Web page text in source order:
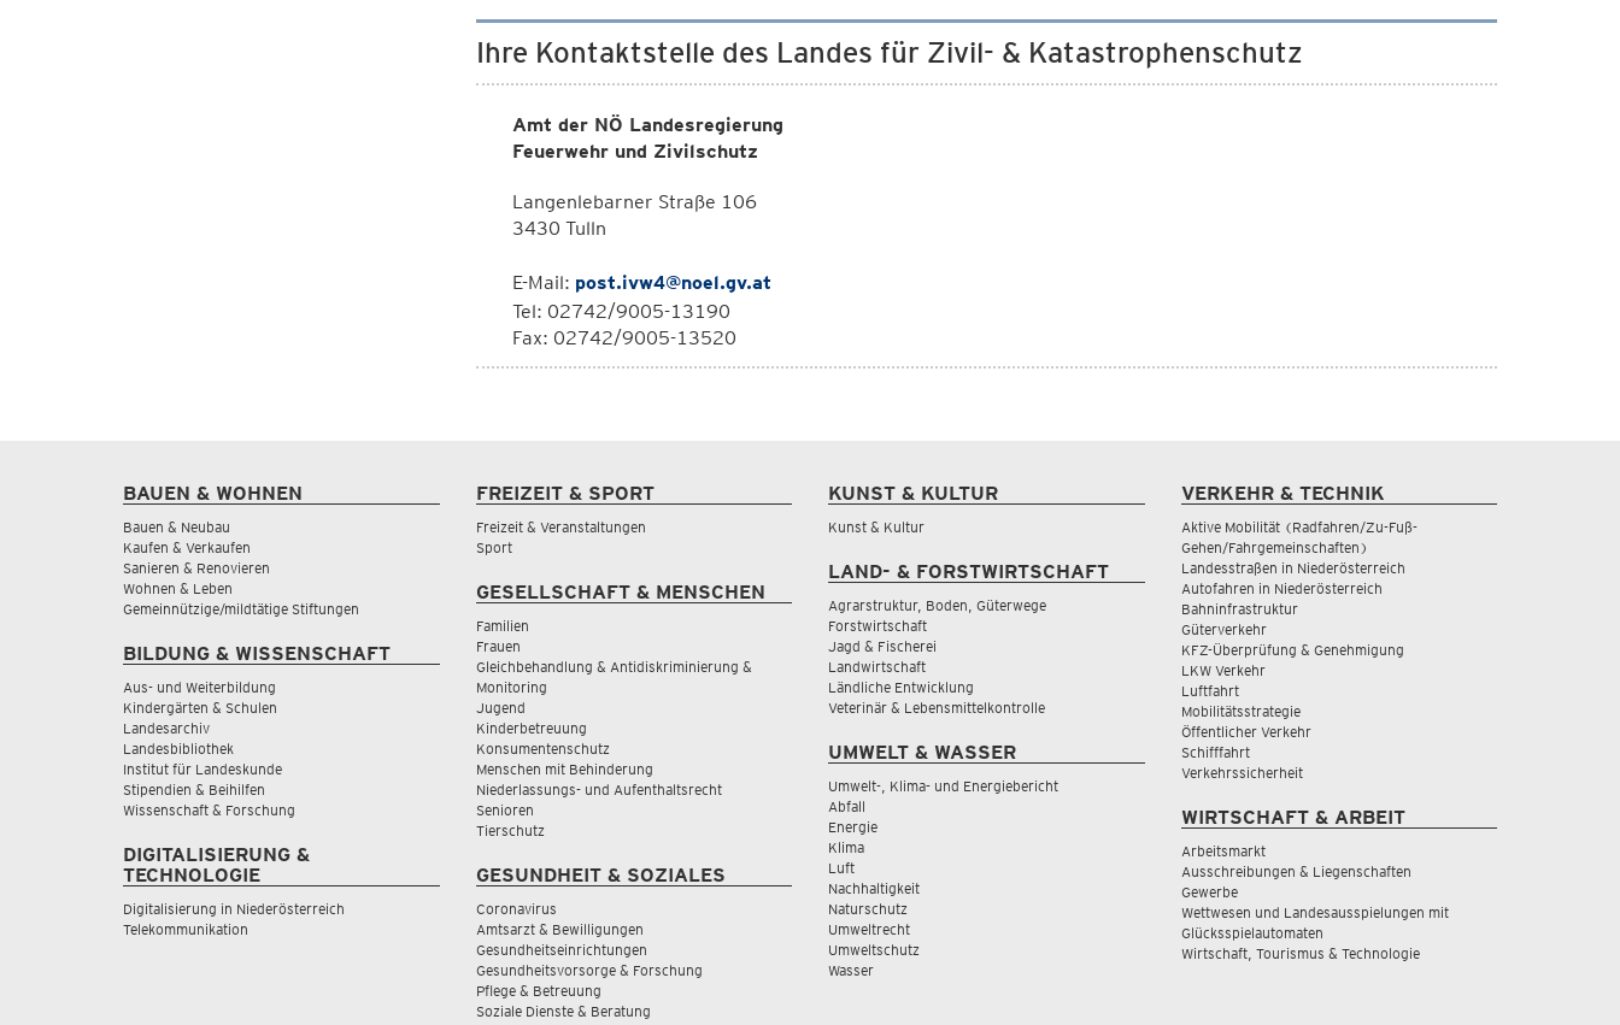
Ihre Kontaktstelle des Landes für Zivil- & Katastrophenschutz
Amt der NÖ Landesregierung
Feuerwehr und Zivilschutz
Langenlebarner Straße 106
3430 Tulln
E-Mail: post.ivw4@noel.gv.at
Tel: 02742/9005-13190
Fax: 02742/9005-13520
BAUEN & WOHNEN
Bauen & Neubau
Kaufen & Verkaufen
Sanieren & Renovieren
Wohnen & Leben
Gemeinnützige/mildtätige Stiftungen
BILDUNG & WISSENSCHAFT
Aus- und Weiterbildung
Kindergärten & Schulen
Landesarchiv
Landesbibliothek
Institut für Landeskunde
Stipendien & Beihilfen
Wissenschaft & Forschung
DIGITALISIERUNG &
TECHNOLOGIE
Digitalisierung in Niederösterreich
Telekommunikation
FREIZEIT & SPORT
Freizeit & Veranstaltungen
Sport
GESELLSCHAFT & MENSCHEN
Familien
Frauen
Gleichbehandlung & Antidiskriminierung &
Monitoring
Jugend
Kinderbetreuung
Konsumentenschutz
Menschen mit Behinderung
Niederlassungs- und Aufenthaltsrecht
Senioren
Tierschutz
GESUNDHEIT & SOZIALES
Coronavirus
Amtsarzt & Bewilligungen
Gesundheitseinrichtungen
Gesundheitsvorsorge & Forschung
Pflege & Betreuung
Soziale Dienste & Beratung
KUNST & KULTUR
Kunst & Kultur
LAND- & FORSTWIRTSCHAFT
Agrarstruktur, Boden, Güterwege
Forstwirtschaft
Jagd & Fischerei
Landwirtschaft
Ländliche Entwicklung
Veterinär & Lebensmittelkontrolle
UMWELT & WASSER
Umwelt-, Klima- und Energiebericht
Abfall
Energie
Klima
Luft
Nachhaltigkeit
Naturschutz
Umweltrecht
Umweltschutz
Wasser
VERKEHR & TECHNIK
Aktive Mobilität (Radfahren/Zu-Fuß-
Gehen/Fahrgemeinschaften)
Landesstraßen in Niederösterreich
Autofahren in Niederösterreich
Bahninfrastruktur
Güterverkehr
KFZ-Überprüfung & Genehmigung
LKW Verkehr
Luftfahrt
Mobilitätsstrategie
Öffentlicher Verkehr
Schifffahrt
Verkehrssicherheit
WIRTSCHAFT & ARBEIT
Arbeitsmarkt
Ausschreibungen & Liegenschaften
Gewerbe
Wettwesen und Landesausspielungen mit
Glücksspielautomaten
Wirtschaft, Tourismus & Technologie